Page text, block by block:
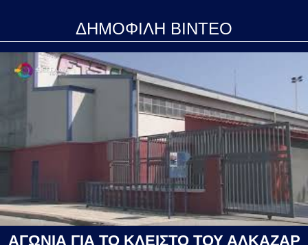
ΔΗΜΟΦΙΛΗ ΒΙΝΤΕΟ
ΑΓΩΝΙΑ ΓΙΑ ΤΟ ΚΛΕΙΣΤΟ ΤΟΥ ΑΛΚΑΖΑΡ